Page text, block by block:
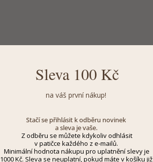
Sleva 100 Kč
na váš první nákup!
Stačí se přihlásit k odběru novinek
a sleva je vaše.
Z odběru se můžete kdykoliv odhlásit
v patičce každého z e-mailů.
Minimální hodnota nákupu pro uplatnění slevy je
1000 Kč. Sleva se neuplatní, pokud máte v košíku již